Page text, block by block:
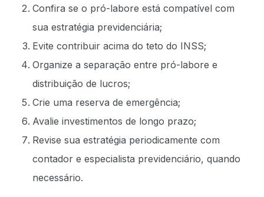
Confira se o pró-labore está compatível com
sua estratégia previdenciária;
Evite contribuir acima do teto do INSS;
Organize a separação entre pró-labore e
distribuição de lucros;
Crie uma reserva de emergência;
Avalie investimentos de longo prazo;
Revise sua estratégia periodicamente com
contador e especialista previdenciário, quando
necessário.